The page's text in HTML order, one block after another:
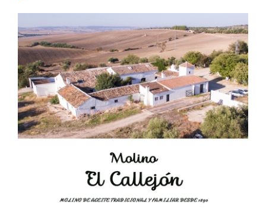
Bornos
El Frente Popular. Ubrique, febrero-julio 1936
Juntar las letras. La alfabetización en el campo: del
afán de saber a la autogestión
Historia y vivencias del poblado de Los Hurones